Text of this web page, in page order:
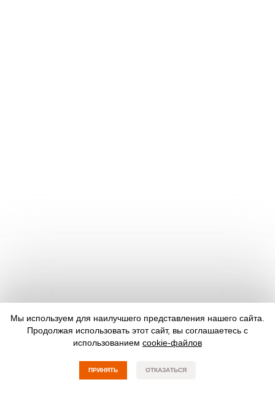
Мы используем для наилучшего представления нашего сайта.
Продолжая использовать этот сайт, вы соглашаетесь с
использованием cookie-файлов
ПРИНЯТЬ ОТКАЗАТЬСЯ